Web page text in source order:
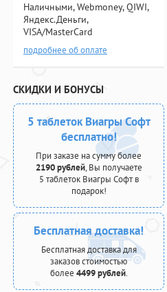
Наличными, Webmoney, QIWI,
Яндекс.Деньги,
VISA/MasterCard
подробнее об оплате
СКИДКИ И БОНУСЫ
5 таблеток Виагры Софт
бесплатно!
При заказе на сумму более
2190 рублей, Вы получаете
5 таблеток Виагры Софт в
подарок!
Бесплатная доставка!
Бесплатная доставка для
заказов стоимостью
более 4499 рублей.